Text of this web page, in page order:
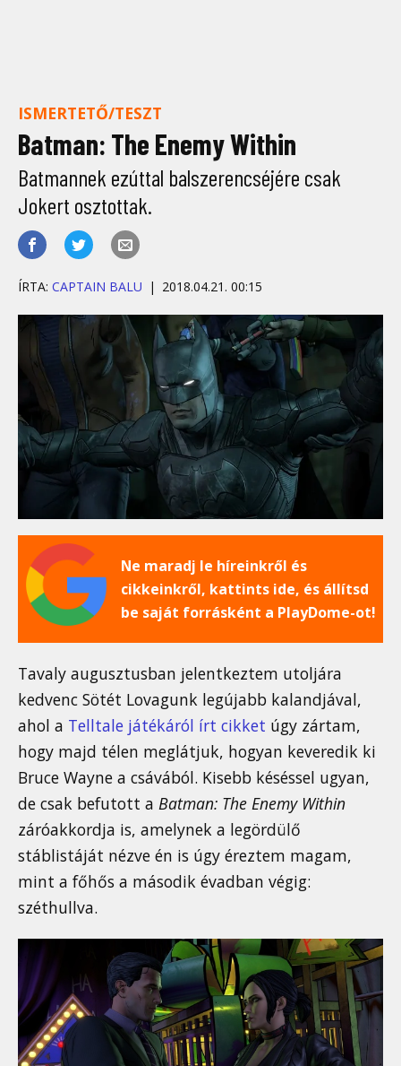
ISMERTETŐ/TESZT
Batman: The Enemy Within
Batmannek ezúttal balszerencséjére csak
Jokert osztottak.
ÍRTA: CAPTAIN BALU 2018.04.21. 00:15
Ne maradj le híreinkről és
cikkeinkről, kattints ide, és állítsd
be saját forrásként a PlayDome-ot!
Tavaly augusztusban jelentkeztem utoljára
kedvenc Sötét Lovagunk legújabb kalandjával,
ahol a Telltale játékáról írt cikket úgy zártam,
hogy majd télen meglátjuk, hogyan keveredik ki
Bruce Wayne a csávából. Kisebb késéssel ugyan,
de csak befutott a Batman: The Enemy Within
záróakkordja is, amelynek a legördülő
stáblistáját nézve én is úgy éreztem magam,
mint a főhős a második évadban végig:
széthullva.